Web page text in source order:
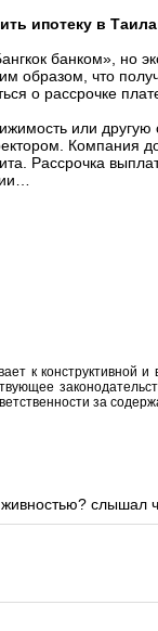
ипотеку в
банком»,
образом, что
о рассрочке
или
Компания
Рассрочка
к конструктивной
за
живностью?